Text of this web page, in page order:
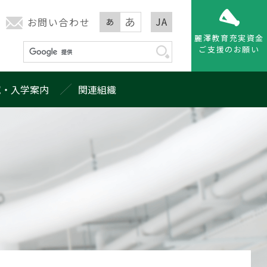
お問い合わせ あ あ JA
麗澤教育充実資金
ご支援のお願い
入学案内 関連組織